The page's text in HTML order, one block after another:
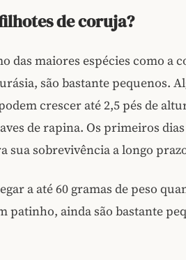
de coruja?
das maiores espécies como a
são bastante pequenos.
crescer até 2,5 pés de
de rapina. Os primeiros dias
sua sobrevivência a longo
a até 60 gramas de peso
patinho, ainda são bastante